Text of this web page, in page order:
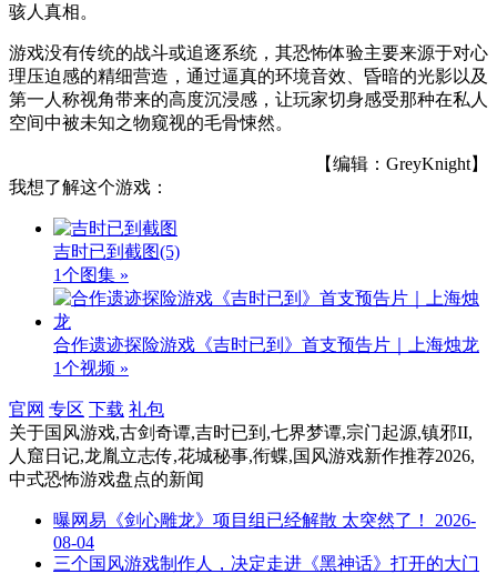
骇人真相。
游戏没有传统的战斗或追逐系统，其恐怖体验主要来源于对心
理压迫感的精细营造，通过逼真的环境音效、昏暗的光影以及
第一人称视角带来的高度沉浸感，让玩家切身感受那种在私人
空间中被未知之物窥视的毛骨悚然。
【编辑：GreyKnight】
我想了解这个游戏：
吉时已到截图(5)
1个图集 »
合作遗迹探险游戏《吉时已到》首支预告片｜上海烛龙
1个视频 »
官网 专区 下载 礼包
关于国风游戏,古剑奇谭,吉时已到,七界梦谭,宗门起源,镇邪II,
人窟日记,龙胤立志传,花城秘事,衔蝶,国风游戏新作推荐2026,
中式恐怖游戏盘点的新闻
曝网易《剑心雕龙》项目组已经解散 太突然了！
2026-
08-04
三个国风游戏制作人，决定走进《黑神话》打开的大门